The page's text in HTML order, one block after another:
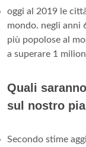
oggi al 2019 le
mondo. negli anni
più popolose al
a superare 1
Quali
sul nostro
Secondo stime